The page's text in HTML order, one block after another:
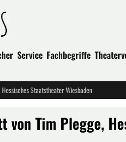
Service Fachbegriffe
Staatstheater Wiesbaden
von Tim Plegge,